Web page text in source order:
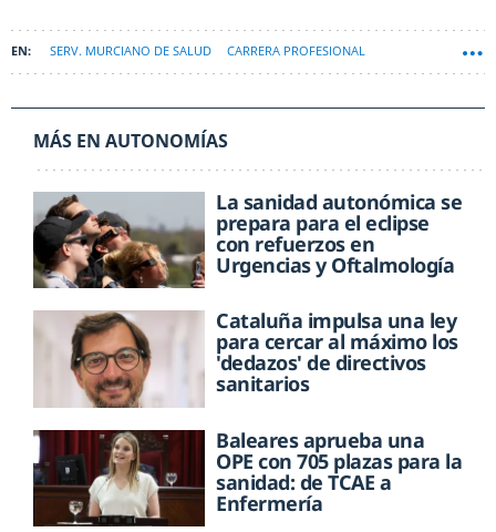
SERV. MURCIANO DE SALUD CARRERA PROFESIONAL
MÁS EN AUTONOMÍAS
La sanidad autonómica se
prepara para el eclipse
con refuerzos en
Urgencias y Oftalmología
Cataluña impulsa una ley
para cercar al máximo los
'dedazos' de directivos
sanitarios
Baleares aprueba una
OPE con 705 plazas para la
sanidad: de TCAE a
Enfermería